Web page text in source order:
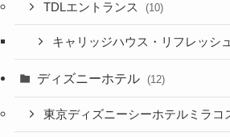
TDLエントランス (10)
キャリッジハウス・リフレッシ
ディズニーホテル (12)
東京ディズニーシーホテルミラコ